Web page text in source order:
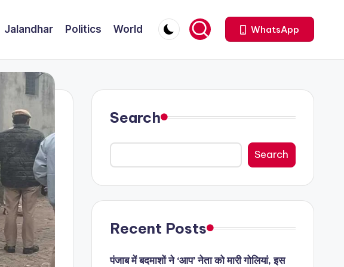
Jalandhar Politics World WhatsApp
Search
Search
Recent Posts
पंजाब में बदमाशों ने ‘आप’ नेता को मारी गोलियां, इस